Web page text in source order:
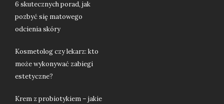
6 skutecznych porad, jak
pozbyć się matowego
odcienia skóry
Kosmetolog czy lekarz: kto
może wykonywać zabiegi
estetyczne?
Krem z probiotykiem – jakie